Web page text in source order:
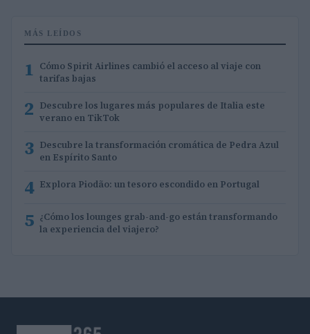
MÁS LEÍDOS
1 Cómo Spirit Airlines cambió el acceso al viaje con
tarifas bajas
2 Descubre los lugares más populares de Italia este
verano en TikTok
3 Descubre la transformación cromática de Pedra Azul
en Espírito Santo
4 Explora Piodão: un tesoro escondido en Portugal
5 ¿Cómo los lounges grab-and-go están transformando
la experiencia del viajero?